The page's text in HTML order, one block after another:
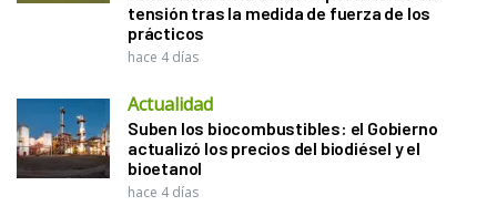
tensión tras la medida de fuerza de los
prácticos
hace 4 días
Actualidad
Suben los biocombustibles: el Gobierno
actualizó los precios del biodiésel y el
bioetanol
hace 4 días